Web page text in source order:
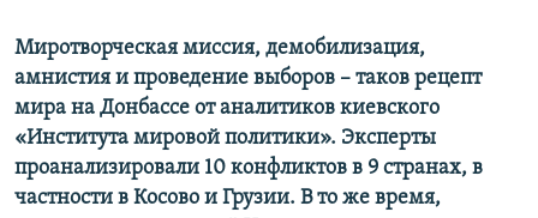
Миротворческая миссия, демобилизация,
амнистия и проведение выборов – таков рецепт
мира на Донбассе от аналитиков киевского
«Института мировой политики». Эксперты
проанализировали 10 конфликтов в 9 странах, в
частности в Косово и Грузии. В то же время,